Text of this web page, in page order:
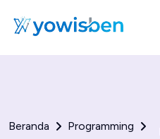
Beranda Programming